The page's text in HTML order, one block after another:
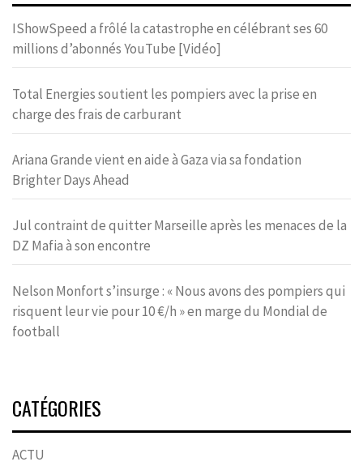
IShowSpeed a frôlé la catastrophe en célébrant ses 60
millions d’abonnés YouTube [Vidéo]
Total Energies soutient les pompiers avec la prise en
charge des frais de carburant
Ariana Grande vient en aide à Gaza via sa fondation
Brighter Days Ahead
Jul contraint de quitter Marseille après les menaces de la
DZ Mafia à son encontre
Nelson Monfort s’insurge : « Nous avons des pompiers qui
risquent leur vie pour 10 €/h » en marge du Mondial de
football
CATÉGORIES
ACTU